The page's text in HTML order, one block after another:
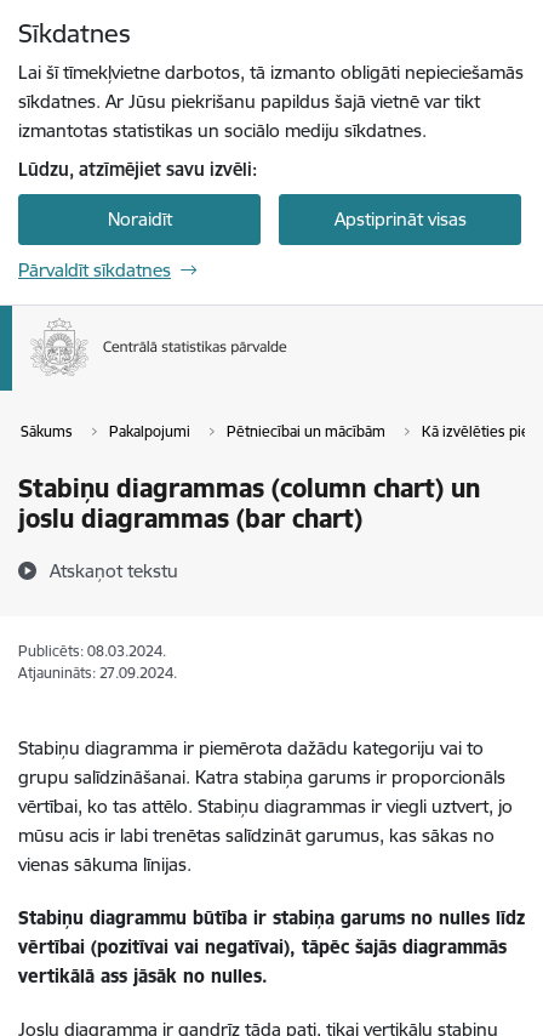
Sīkdatnes
Lai šī tīmekļvietne darbotos, tā izmanto obligāti nepieciešamās
sīkdatnes. Ar Jūsu piekrišanu papildus šajā vietnē var tikt
izmantotas statistikas un sociālo mediju sīkdatnes.
Lūdzu, atzīmējiet savu izvēli:
Noraidīt Apstiprināt visas
Pārvaldīt sīkdatnes
Sākums Pakalpojumi Pētniecībai un mācībām Kā izvēlēties
Stabiņu diagrammas (column chart) un
joslu diagrammas (bar chart)
Atskaņot tekstu
Publicēts: 08.03.2024.
Atjaunināts: 27.09.2024.
Stabiņu diagramma ir piemērota dažādu kategoriju vai to
grupu salīdzināšanai. Katra stabiņa garums ir proporcionāls
vērtībai, ko tas attēlo. Stabiņu diagrammas ir viegli uztvert, jo
mūsu acis ir labi trenētas salīdzināt garumus, kas sākas no
vienas sākuma līnijas.
Stabiņu diagrammu būtība ir stabiņa garums no nulles līdz
vērtībai (pozitīvai vai negatīvai), tāpēc šajās diagrammās
vertikālā ass jāsāk no nulles.
Joslu diagramma ir gandrīz tāda pati, tikai vertikālu stabiņu